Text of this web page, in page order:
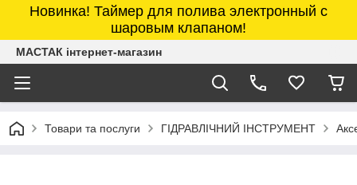
Новинка! Таймер для полива электронный с
шаровым клапаном!
МАСТАК інтернет-магазин
Товари та послуги ГІДРАВЛІЧНИЙ ІНСТРУМЕНТ